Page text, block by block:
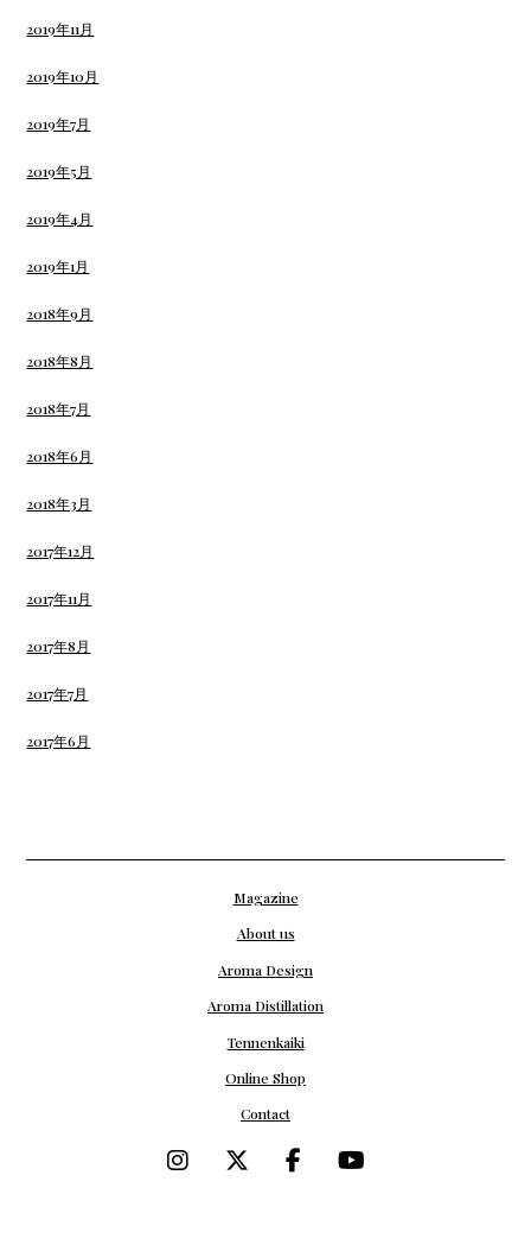
2019年11月
2019年10月
2019年7月
2019年5月
2019年4月
2019年1月
2018年9月
2018年8月
2018年7月
2018年6月
2018年3月
2017年12月
2017年11月
2017年8月
2017年7月
2017年6月
Magazine
About us
Aroma Design
Aroma Distillation
Tennenkaiki
Online Shop
Contact